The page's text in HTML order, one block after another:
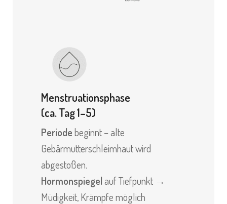
Menstruationsphase
(ca. Tag 1–5)
Periodebeginnt – alte
Gebärmutterschleimhaut wird
abgestoßen.
Hormonspiegelauf Tiefpunkt →
Müdigkeit, Krämpfe möglich